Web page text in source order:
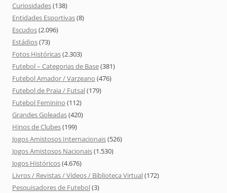
Curiosidades(138)
Entidades Esportivas(8)
Escudos(2.096)
Estádios(73)
Fotos Históricas(2.303)
Futebol – Categorias de Base(381)
Futebol Amador / Varzeano (476)
Futebol de Praia / Futsal(179)
Futebol Feminino (112)
Grandes Goleadas(420)
Hinos de Clubes(199)
Jogos Amistosos Internacionais(526)
Jogos Amistosos Nacionais(1.530)
Jogos Históricos(4.676)
Livros / Revistas / Vídeos / Biblioteca Virtual(172)
Pesquisadores de Futebol(3)